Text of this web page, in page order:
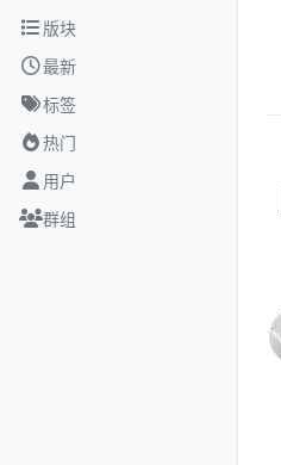
跳转至内容
版块
最新
标签
热门
用户
群组